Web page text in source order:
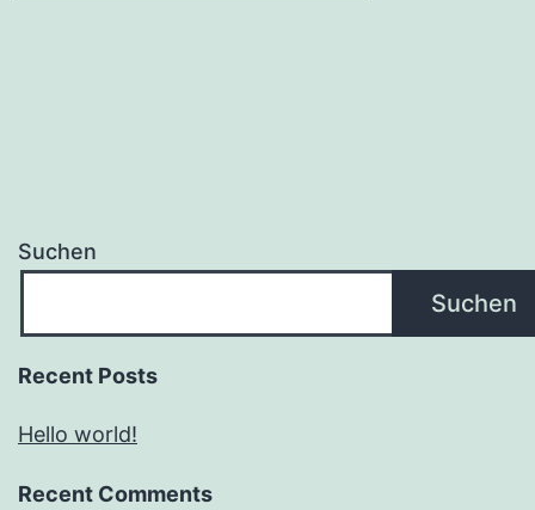
Suchen
Suchen
Recent Posts
Hello world!
Recent Comments